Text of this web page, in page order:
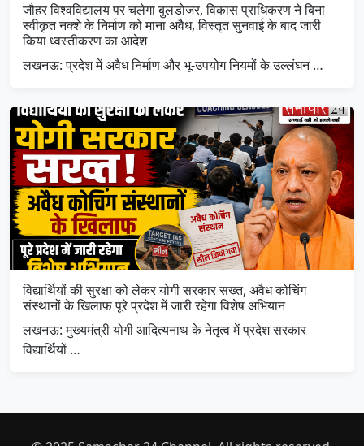
जौहर विश्वविद्यालय पर चलेगा बुलडोजर, विकास प्राधिकरण ने बिना
स्वीकृत नक्शे के निर्माण को माना अवैध, विस्तृत सुनवाई के बाद जारी
किया ध्वस्तीकरण का आदेश
लखनऊ: प्रदेश में अवैध निर्माण और भू-उपयोग नियमों के उल्लंघन …
विद्यार्थियों की सुरक्षा को लेकर योगी सरकार सख्त, अवैध कोचिंग
संस्थानों के खिलाफ पूरे प्रदेश में जारी रहेगा विशेष अभियान
लखनऊ: मुख्यमंत्री योगी आदित्यनाथ के नेतृत्व में प्रदेश सरकार
विद्यार्थियों …